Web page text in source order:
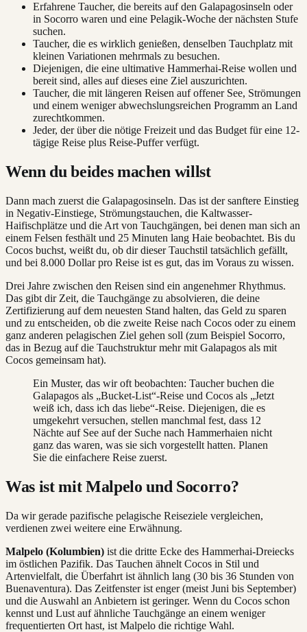
Erfahrene Taucher, die bereits auf den Galapagosinseln oder
in Socorro waren und eine Pelagik-Woche der nächsten Stufe
suchen.
Taucher, die es wirklich genießen, denselben Tauchplatz mit
kleinen Variationen mehrmals zu besuchen.
Diejenigen, die eine ultimative Hammerhai-Reise wollen und
bereit sind, alles auf dieses eine Ziel auszurichten.
Taucher, die mit längeren Reisen auf offener See, Strömungen
und einem weniger abwechslungsreichen Programm an Land
zurechtkommen.
Jeder, der über die nötige Freizeit und das Budget für eine 12-
tägige Reise plus Reise-Puffer verfügt.
Wenn du beides machen willst
Dann mach zuerst die Galapagosinseln. Das ist der sanftere Einstieg
in Negativ-Einstiege, Strömungstauchen, die Kaltwasser-
Haifischplätze und die Art von Tauchgängen, bei denen man sich an
einem Felsen festhält und 25 Minuten lang Haie beobachtet. Bis du
Cocos buchst, weißt du, ob dir dieser Tauchstil tatsächlich gefällt,
und bei 8.000 Dollar pro Reise ist es gut, das im Voraus zu wissen.
Drei Jahre zwischen den Reisen sind ein angenehmer Rhythmus.
Das gibt dir Zeit, die Tauchgänge zu absolvieren, die deine
Zertifizierung auf dem neuesten Stand halten, das Geld zu sparen
und zu entscheiden, ob die zweite Reise nach Cocos oder zu einem
ganz anderen pelagischen Ziel gehen soll (zum Beispiel Socorro,
das in Bezug auf die Tauchstruktur mehr mit Galapagos als mit
Cocos gemeinsam hat).
Ein Muster, das wir oft beobachten: Taucher buchen die
Galapagos als „Bucket-List“-Reise und Cocos als „Jetzt
weiß ich, dass ich das liebe“-Reise. Diejenigen, die es
umgekehrt versuchen, stellen manchmal fest, dass 12
Nächte auf See auf der Suche nach Hammerhaien nicht
ganz das waren, was sie sich vorgestellt hatten. Planen
Sie die einfachere Reise zuerst.
Was ist mit Malpelo und Socorro?
Da wir gerade pazifische pelagische Reiseziele vergleichen,
verdienen zwei weitere eine Erwähnung.
Malpelo (Kolumbien) ist die dritte Ecke des Hammerhai-Dreiecks
im östlichen Pazifik. Das Tauchen ähnelt Cocos in Stil und
Artenvielfalt, die Überfahrt ist ähnlich lang (30 bis 36 Stunden von
Buenaventura). Das Zeitfenster ist enger (meist Juni bis September)
und die Auswahl an Anbietern ist geringer. Wenn du Cocos schon
kennst und Lust auf ähnliche Tauchgänge an einem weniger
frequentierten Ort hast, ist Malpelo die richtige Wahl.